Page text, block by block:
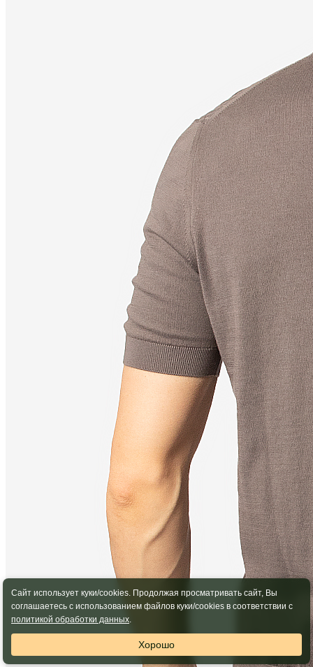
Сайт использует куки/cookies. Продолжая просматривать сайт, Вы
соглашаетесь с использованием файлов куки/cookies в соответствии с
политикой обработки данных.
Хорошо